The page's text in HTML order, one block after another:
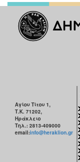
Αγίου Τίτου 1,
Τ.Κ. 71202,
Ηράκλειο
Τηλ.: 2813-409000
email:info@heraklion.gr